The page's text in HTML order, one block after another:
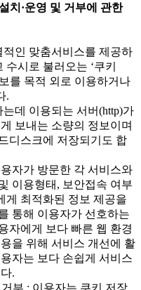
치·운영 및 거부에 관한
인 맞춤서비스를 제공하
시로 불러오는 ‘쿠키
를 목적 외로 이용하거나
.
데 이용되는 서버(http)가
보내는 소량의 정보이며
디스크에 저장되기도 합
자가 방문한 각 서비스와
이용형태, 보안접속 여부
게 최적화된 정보 제공을
통해 이용자가 선호하는
자에게 보다 빠른 웹 환경
을 위해 서비스 개선에 활
자는 보다 손쉽게 서비스
.
부 : 이용자는 쿠키 저장